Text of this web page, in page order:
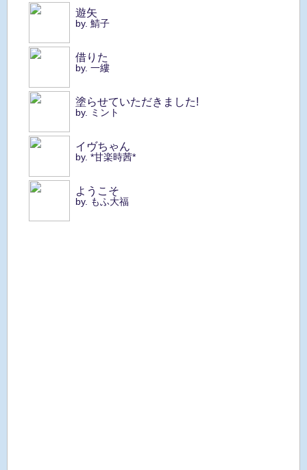
遊矢
by. 鯖子
借りた
by. 一縷
塗らせていただきました!
by. ミント
イヴちゃん
by. *甘楽時茜*
ようこそ
by. もふ大福